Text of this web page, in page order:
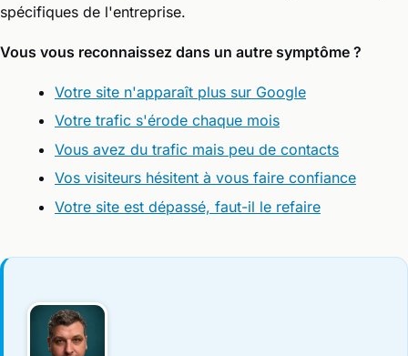
spécifiques de l'entreprise.
Vous vous reconnaissez dans un autre symptôme ?
Votre site n'apparaît plus sur Google
Votre trafic s'érode chaque mois
Vous avez du trafic mais peu de contacts
Vos visiteurs hésitent à vous faire confiance
Votre site est dépassé, faut-il le refaire